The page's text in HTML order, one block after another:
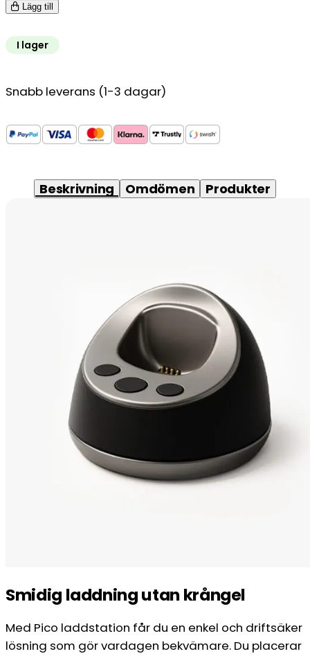
Lägg till
I lager
Snabb leverans (1-3 dagar)
Beskrivning Omdömen Produkter
Smidig laddning utan krångel
Med Pico laddstation får du en enkel och driftsäker
lösning som gör vardagen bekvämare. Du placerar